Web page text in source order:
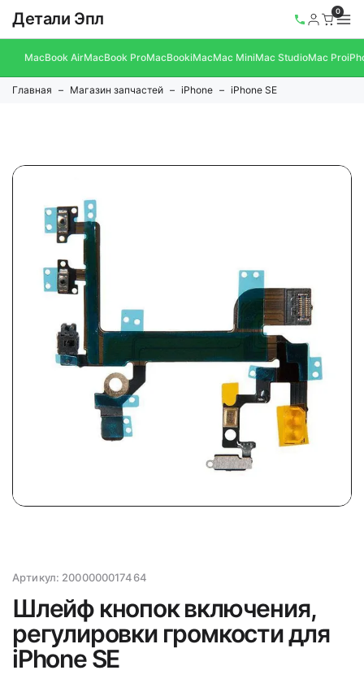
Детали Эпл 0
MacBook AirMacBook ProMacBookiMacMac MiniMac StudioMac Pro
Главная Магазин запчастей iPhone iPhone SE
Артикул: 2000000017464
Шлейф кнопок включения,
регулировки громкости для
iPhone SE